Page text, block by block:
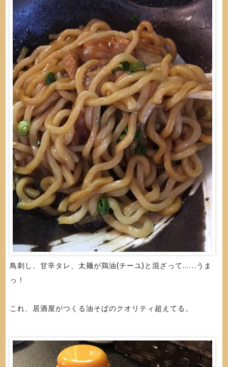
鳥刺し、甘辛タレ、太麺が鶏油(チーユ)と混ざって...…うま
っ！
これ、居酒屋がつくる油そばのクオリティ超えてる。